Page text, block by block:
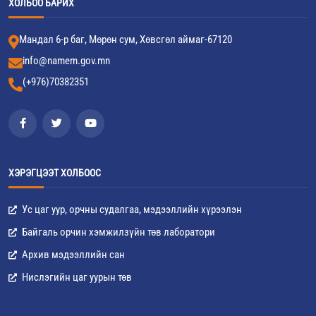
ХОЛБОО БАРИХ
Мандал 6-р баг, Мөрөн сум, Хөвсгөл аймаг-67120
info@namem.gov.mn
(+976)70382351
ХЭРЭГЦЭЭТ ХОЛБООС
Ус цаг уур, орчны судалгаа, мэдээллийн хүрээлэн
Байгаль орчин хэмжилзүйн төв лаборатори
Архив мэдээллийн сан
Нислэгийн цаг уурын төв